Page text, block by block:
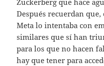
Zuckerberg que hace
Después recuerdan
Meta lo intentaba con
similares que sí han
para los que no hacen
hay que tener para